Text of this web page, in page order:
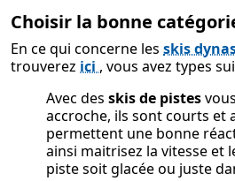
Choisir la bonne
En ce qui concerne les skis
trouverez ici , vous avez types
Avec des skis de pistes
accroche, ils sont courts et
permettent une bonne
ainsi maitrisez la vitesse et
piste soit glacée ou juste